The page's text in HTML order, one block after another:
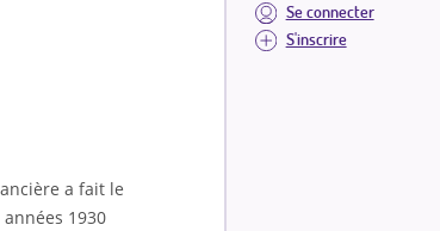
Se connecter
S'inscrire
a fait le
1930